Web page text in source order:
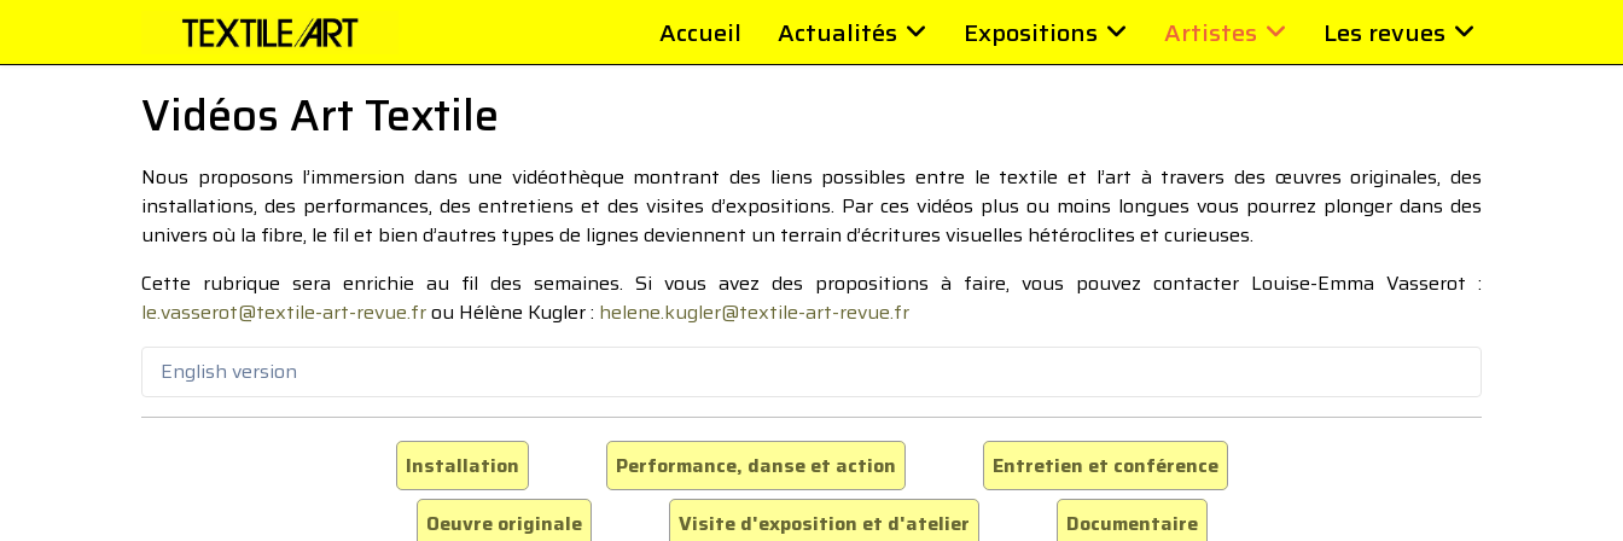
Accueil Actualités Expositions Artistes Les revues
Vidéos Art Textile
Nous proposons l’immersion dans une vidéothèque montrant des liens possibles entre le textile et l’art à travers des œuvres originales, des
installations, des performances, des entretiens et des visites d’expositions. Par ces vidéos plus ou moins longues vous pourrez plonger dans des
univers où la fibre, le fil et bien d’autres types de lignes deviennent un terrain d’écritures visuelles hétéroclites et curieuses.
Cette rubrique sera enrichie au fil des semaines. Si vous avez des propositions à faire, vous pouvez contacter Louise-Emma Vasserot :
le.vasserot@textile-art-revue.frou Hélène Kugler : helene.kugler@textile-art-revue.fr
English version
Installation Performance, danse et action
Entretien et conférence
Oeuvre originale
Visite d'exposition et d'atelier Documentaire